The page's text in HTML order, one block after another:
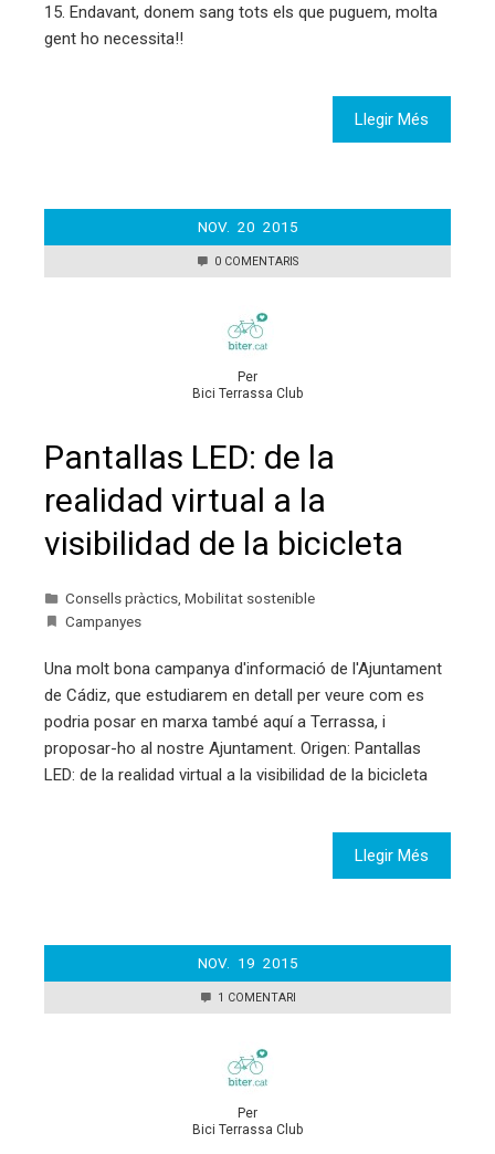
15. Endavant, donem sang tots els que puguem, molta
gent ho necessita!!
Llegir Més
NOV. 20 2015
0 COMENTARIS
Per
Bici Terrassa Club
Pantallas LED: de la
realidad virtual a la
visibilidad de la bicicleta
Consells pràctics Mobilitat sostenible
Campanyes
Una molt bona campanya d'informació de l'Ajuntament
de Cádiz, que estudiarem en detall per veure com es
podria posar en marxa també aquí a Terrassa, i
proposar-ho al nostre Ajuntament. Origen: Pantallas
LED: de la realidad virtual a la visibilidad de la bicicleta
Llegir Més
NOV. 19 2015
1 COMENTARI
Per
Bici Terrassa Club